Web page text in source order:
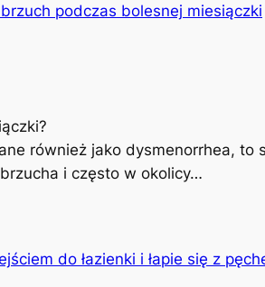
również jako dysmenorrhea,
i często w okolicy…